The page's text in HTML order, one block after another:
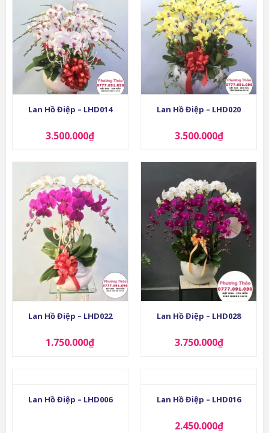
Lan Hồ Điệp – LHD014
3.500.000₫
Lan Hồ Điệp – LHD020
3.500.000₫
Lan Hồ Điệp – LHD022
1.750.000₫
Lan Hồ Điệp – LHD028
3.750.000₫
Lan Hồ Điệp – LHD006 Lan Hồ Điệp – LHD016
2.450.000₫